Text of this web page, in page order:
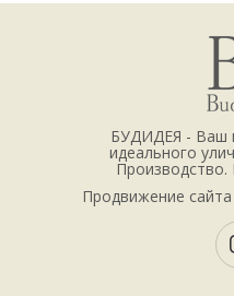
БУДИДЕЯ - Ваш
идеального
Производство.
Продвижение